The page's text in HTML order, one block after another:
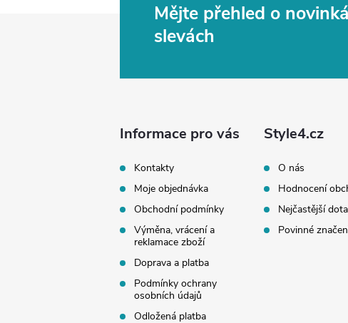
Mějte přehled o
slevách
Informace pro vás
Kontakty
Moje objednávka
Obchodní podmínky
Výměna, vrácení a
reklamace zboží
Doprava a platba
Podmínky ochrany
osobních údajů
Odložená platba
Style4.cz
O nás
Hodnocení
Nejčastější
Povinné